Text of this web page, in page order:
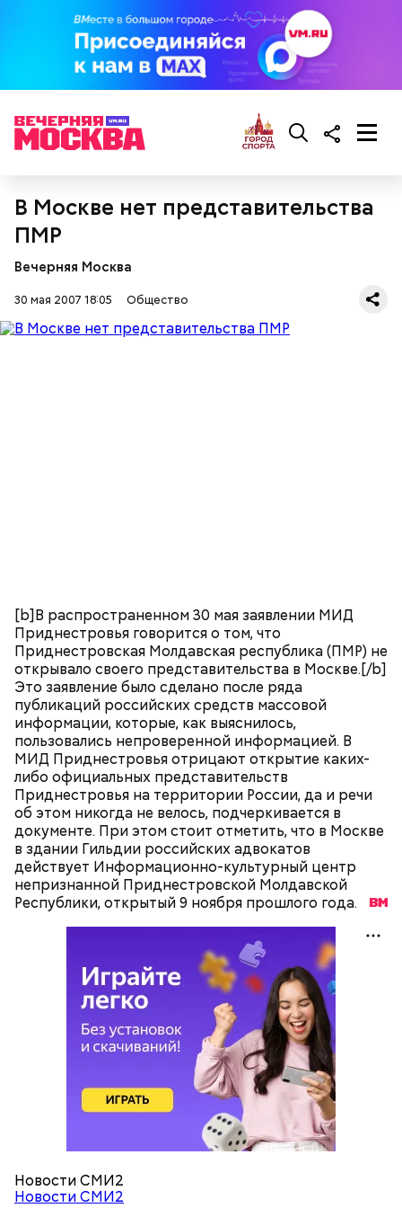
В Москве нет представительства
ПМР
Вечерняя Москва
30 мая 2007 18:05 Общество
[b]В распространенном 30 мая заявлении МИД
Приднестровья говорится о том, что
Приднестровская Молдавская республика (ПМР) не
открывало своего представительства в Москве.[/b]
Это заявление было сделано после ряда
публикаций российских средств массовой
информации, которые, как выяснилось,
пользовались непроверенной информацией. В
МИД Приднестровья отрицают открытие каких-
либо официальных представительств
Приднестровья на территории России, да и речи
об этом никогда не велось, подчеркивается в
документе. При этом стоит отметить, что в Москве
в здании Гильдии российских адвокатов
действует Информационно-культурный центр
непризнанной Приднестровской Молдавской
Республики, открытый 9 ноября прошлого года.
Новости СМИ2
Новости СМИ2
По словам Вильфанда, с середины следующей
Читайте также:
Синоптик предупредил о переносе